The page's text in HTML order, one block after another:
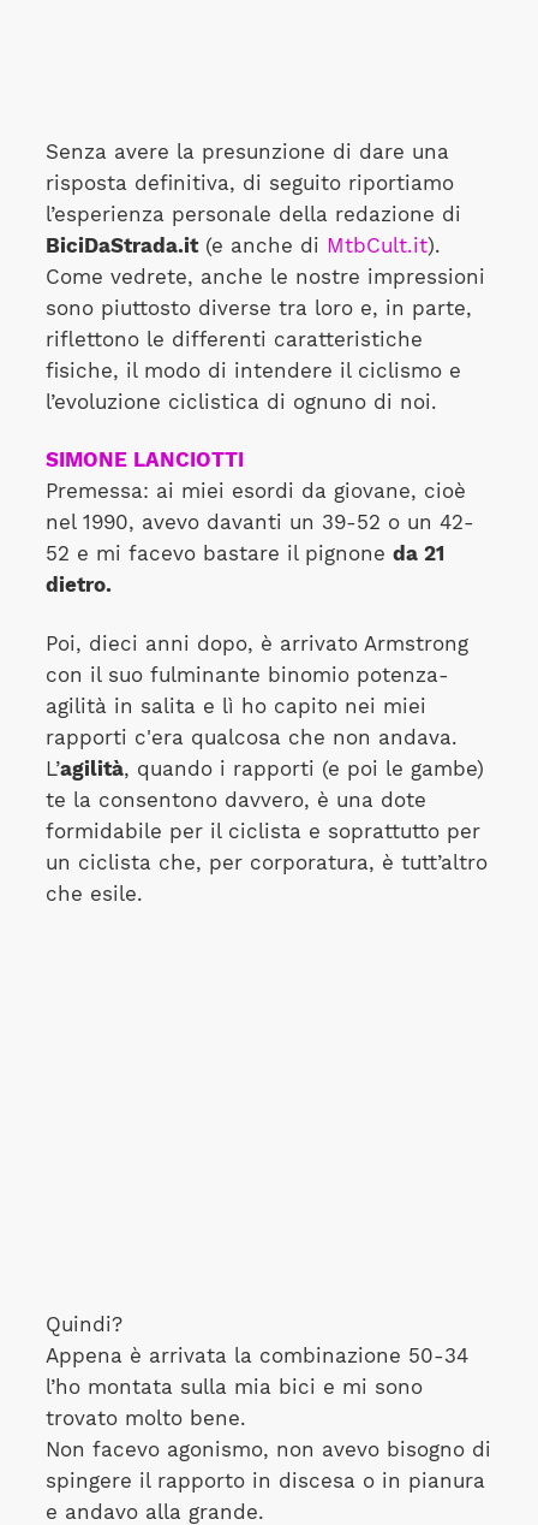
Senza avere la presunzione di dare una
risposta definitiva, di seguito riportiamo
l’esperienza personale della redazione di
BiciDaStrada.it(e anche di MtbCult.it).
Come vedrete, anche le nostre impressioni
sono piuttosto diverse tra loro e, in parte,
riflettono le differenti caratteristiche
fisiche, il modo di intendere il ciclismo e
l’evoluzione ciclistica di ognuno di noi.
SIMONE LANCIOTTI
Premessa: ai miei esordi da giovane, cioè
nel 1990, avevo davanti un 39-52 o un 42-
52 e mi facevo bastare il pignone da 21
dietro.
Poi, dieci anni dopo, è arrivato Armstrong
con il suo fulminante binomio potenza-
agilità in salita e lì ho capito nei miei
rapporti c'era qualcosa che non andava.
L’agilità, quando i rapporti (e poi le gambe)
te la consentono davvero, è una dote
formidabile per il ciclista e soprattutto per
un ciclista che, per corporatura, è tutt’altro
che esile.
Quindi?
Appena è arrivata la combinazione 50-34
l’ho montata sulla mia bici e mi sono
trovato molto bene.
Non facevo agonismo, non avevo bisogno di
spingere il rapporto in discesa o in pianura
e andavo alla grande.